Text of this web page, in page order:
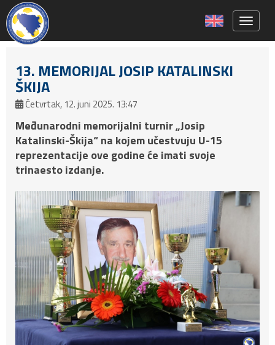
13. MEMORIJAL JOSIP KATALINSKI
ŠKIJA
Četvrtak, 12. juni 2025. 13:47
Međunarodni memorijalni turnir „Josip
Katalinski-Škija“ na kojem učestvuju U-15
reprezentacije ove godine će imati svoje
trinaesto izdanje.